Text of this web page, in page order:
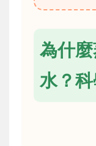
為什
水？